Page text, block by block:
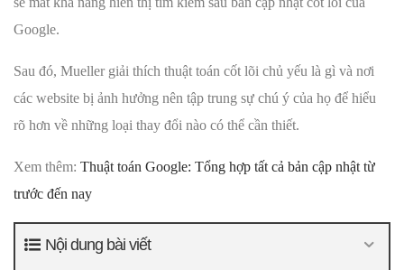
Google.
Sau đó, Mueller giải thích thuật toán cốt lõi chủ yếu là gì và nơi
các website bị ảnh hưởng nên tập trung sự chú ý của họ để hiểu
rõ hơn về những loại thay đổi nào có thể cần thiết.
Xem thêm: Thuật toán Google: Tổng hợp tất cả bản cập nhật từ
trước đến nay
Nội dung bài viết